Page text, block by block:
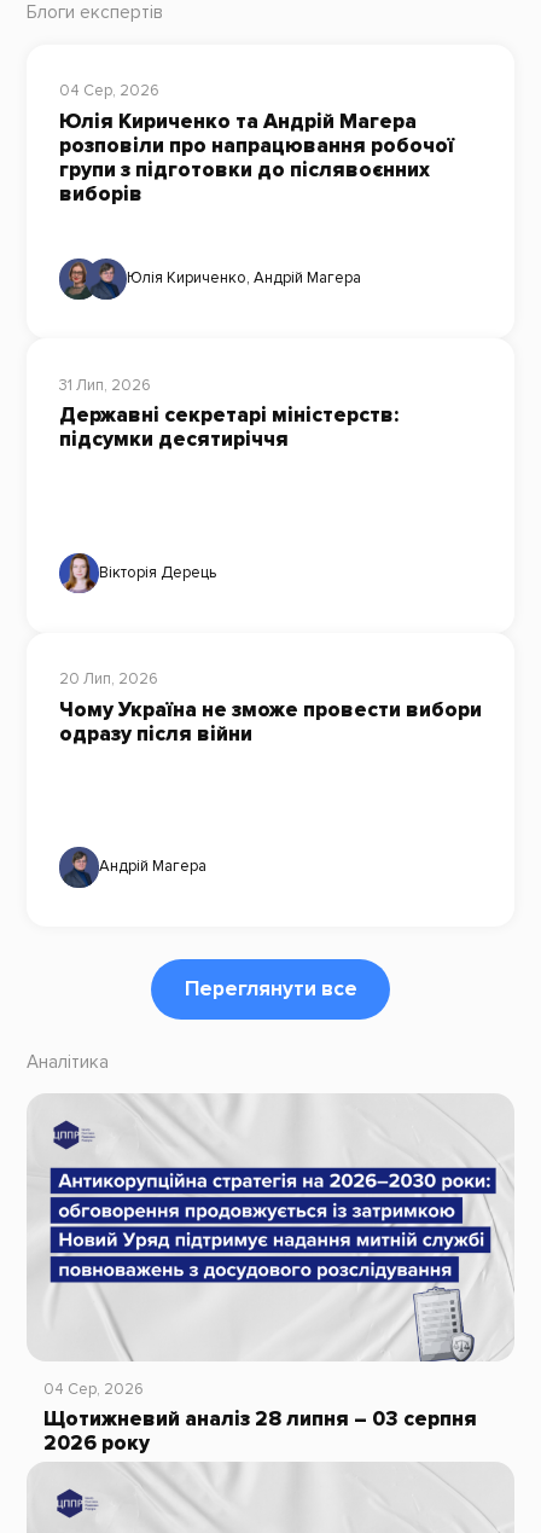
Блоги експертів
04 Сер, 2026
Юлія Кириченко та Андрій Магера
розповіли про напрацювання робочої
групи з підготовки до післявоєнних
виборів
Юлія Кириченко, Андрій Магера
31 Лип, 2026
Державні секретарі міністерств:
підсумки десятиріччя
Вікторія Дерець
20 Лип, 2026
Чому Україна не зможе провести вибори
одразу після війни
Андрій Магера
Переглянути все
Аналітика
04 Сер, 2026
Щотижневий аналіз 28 липня – 03 серпня
2026 року